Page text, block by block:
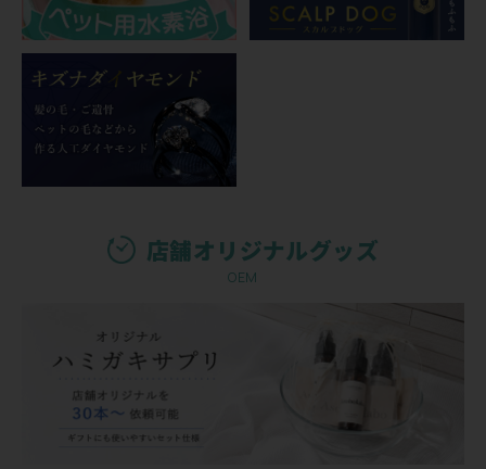
店舗オリジナルグッズ
OEM